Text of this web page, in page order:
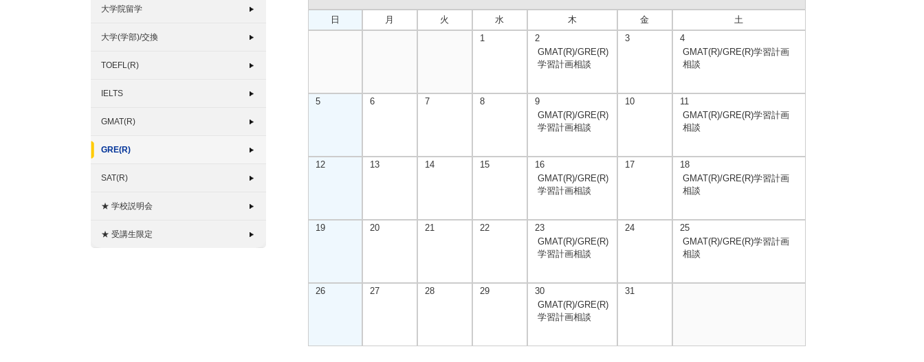
大学院留学
大学(学部)/交換
TOEFL(R)
IELTS
GMAT(R)
GRE(R)
SAT(R)
★ 学校説明会
★ 受講生限定
日 月 火 水 木 金
土
1
2
GMAT(R)/GRE(R)
学習計画相談
3
4
GMAT(R)/GRE(R)学習計画
相談
5 6 7 8
9
GMAT(R)/GRE(R)
学習計画相談
10
11
GMAT(R)/GRE(R)学習計画
相談
12 13 14 15
16
GMAT(R)/GRE(R)
学習計画相談
17
18
GMAT(R)/GRE(R)学習計画
相談
19 20 21 22
23
GMAT(R)/GRE(R)
学習計画相談
24
25
GMAT(R)/GRE(R)学習計画
相談
26 27 28 29
30
GMAT(R)/GRE(R)
学習計画相談
31